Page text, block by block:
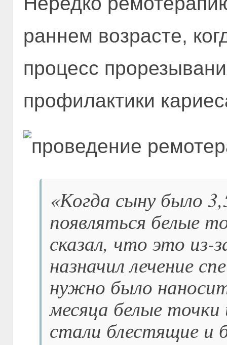
раннем возрасте,
процесс
профилактики
«Когда сыну было
появляться белые
сказал, что это из-
назначил лечение
нужно было
месяца белые точки
стали блестящие и